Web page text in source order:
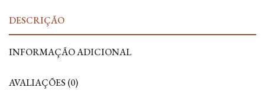
DESCRIÇÃO
INFORMAÇÃO ADICIONAL
AVALIAÇÕES (0)